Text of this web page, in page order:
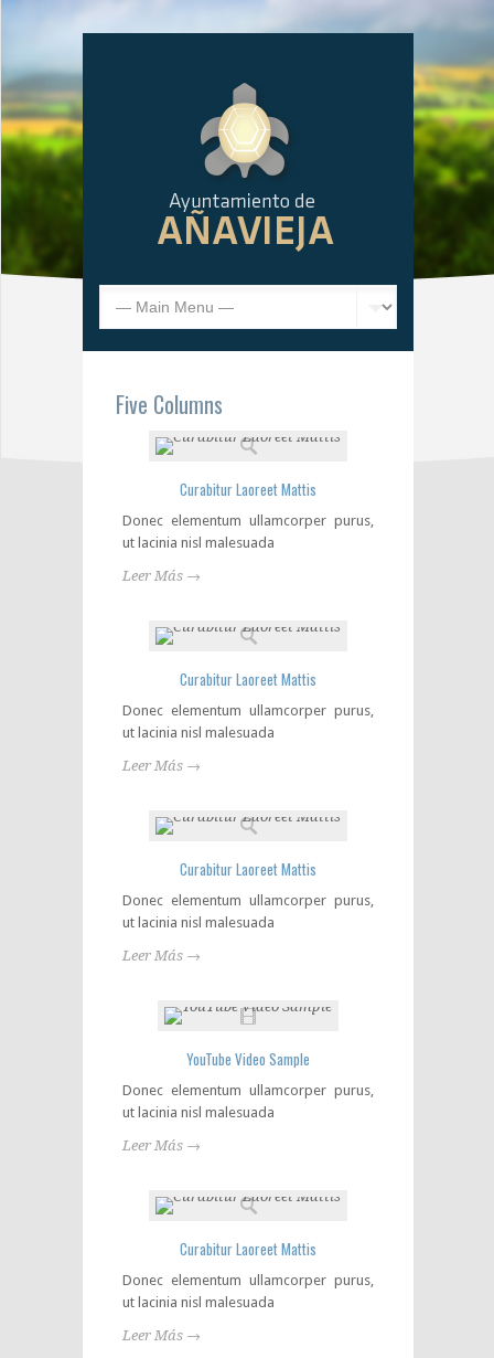
Five Columns
Curabitur Laoreet Mattis
Donec elementum ullamcorper purus,
ut lacinia nisl malesuada
Leer Más →
Curabitur Laoreet Mattis
Donec elementum ullamcorper purus,
ut lacinia nisl malesuada
Leer Más →
Curabitur Laoreet Mattis
Donec elementum ullamcorper purus,
ut lacinia nisl malesuada
Leer Más →
YouTube Video Sample
Donec elementum ullamcorper purus,
ut lacinia nisl malesuada
Leer Más →
Curabitur Laoreet Mattis
Donec elementum ullamcorper purus,
ut lacinia nisl malesuada
Leer Más →